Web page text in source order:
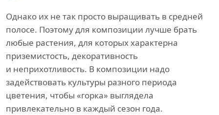
Однако их не так просто выращивать в средней
полосе. Поэтому для композиции лучше брать
любые растения, для которых характерна
приземистость, декоративность
и неприхотливость. В композиции надо
задействовать культуры разного периода
цветения, чтобы «горка» выглядела
привлекательно в каждый сезон года.